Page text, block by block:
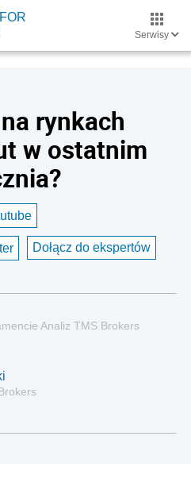
Serwisy
rynkach
w ostatnim
Dołącz do ekspertów
Analiz TMS Brokers